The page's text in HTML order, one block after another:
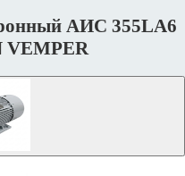
АИС 355LА6
VEMPER